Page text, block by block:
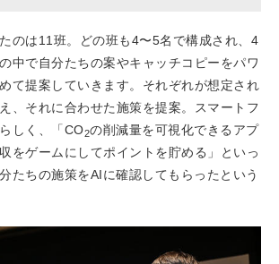
のは11班。どの班も4〜5名で構成され、4
中で自分たちの案やキャッチコピーをパワ
て提案していきます。それぞれが想定され
、それに合わせた施策を提案。スマートフ
しく、「CO2の削減量を可視化できるアプ
をゲームにしてポイントを貯める」といっ
たちの施策をAIに確認してもらったという